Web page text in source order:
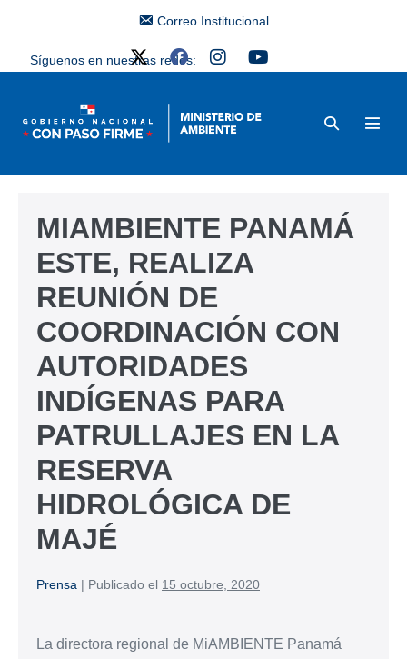
Correo Institucional
Síguenos en nuestras redes:
MIAMBIENTE PANAMÁ
ESTE, REALIZA
REUNIÓN DE
COORDINACIÓN CON
AUTORIDADES
INDÍGENAS PARA
PATRULLAJES EN LA
RESERVA
HIDROLÓGICA DE
MAJÉ
Prensa | Publicado el 15 octubre, 2020
La directora regional de MiAMBIENTE Panamá